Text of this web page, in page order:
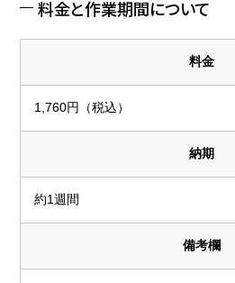
料金と作業期間について
料金
1,760円（税込）
納期
約1週間
備考欄